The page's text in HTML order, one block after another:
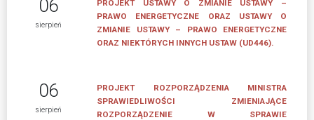
WŁADZE
ZWIĄZKU
06
sierpień
PROJEKT USTAWY O ZMIANIE USTAWY –
PRAWO ENERGETYCZNE ORAZ USTAWY O
ZMIANIE USTAWY – PRAWO ENERGETYCZNE
ORAZ NIEKTÓRYCH INNYCH USTAW (UD446).
06
sierpień
PROJEKT ROZPORZĄDZENIA MINISTRA
SPRAWIEDLIWOŚCI ZMIENIAJĄCE
ROZPORZĄDZENIE W SPRAWIE